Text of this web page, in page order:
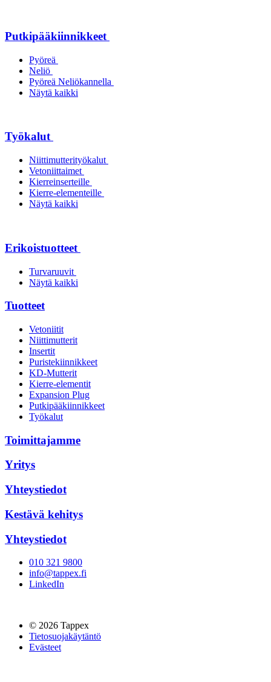
Putkipääkiinnikkeet
Pyöreä
Neliö
Pyöreä Neliökannella
Näytä kaikki
Työkalut
Niittimutterityökalut
Vetoniittaimet
Kierreinserteille
Kierre-elementeille
Näytä kaikki
Erikoistuotteet
Turvaruuvit
Näytä kaikki
Tuotteet
Vetoniitit
Niittimutterit
Insertit
Puristekiinnikkeet
KD-Mutterit
Kierre-elementit
Expansion Plug
Putkipääkiinnikkeet
Työkalut
Toimittajamme
Yritys
Yhteystiedot
Kestävä kehitys
Yhteystiedot
010 321 9800
info@tappex.fi
LinkedIn
© 2026 Tappex
Tietosuojakäytäntö
Evästeet